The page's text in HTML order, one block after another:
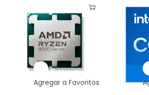
Agregar a Favoritos